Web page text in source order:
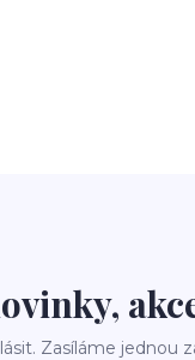
Zasíláme jednou